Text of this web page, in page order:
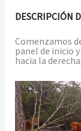
DESCRIPCIÓN
Comenzamos
panel de inicio
hacia la